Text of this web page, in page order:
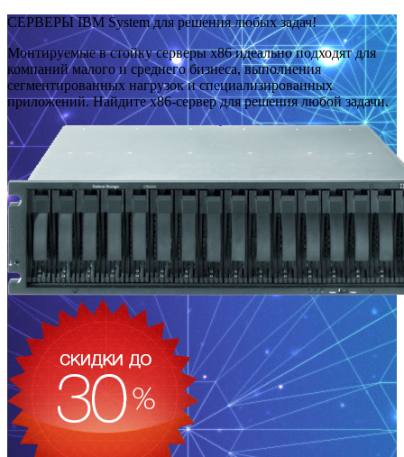
СЕРВЕРЫ IBM System для решения любых задач!
Монтируемые в стойку серверы x86 идеально подходят для
компаний малого и среднего бизнеса, выполнения
сегментированных нагрузок и специализированных
приложений. Найдите x86-сервер для решения любой задачи.